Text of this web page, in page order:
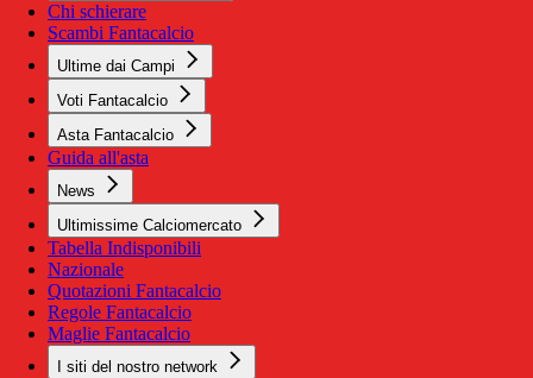
Chi schierare
Scambi Fantacalcio
Ultime dai Campi
Voti Fantacalcio
Asta Fantacalcio
Guida all'asta
News
Ultimissime Calciomercato
Tabella Indisponibili
Nazionale
Quotazioni Fantacalcio
Regole Fantacalcio
Maglie Fantacalcio
I siti del nostro network